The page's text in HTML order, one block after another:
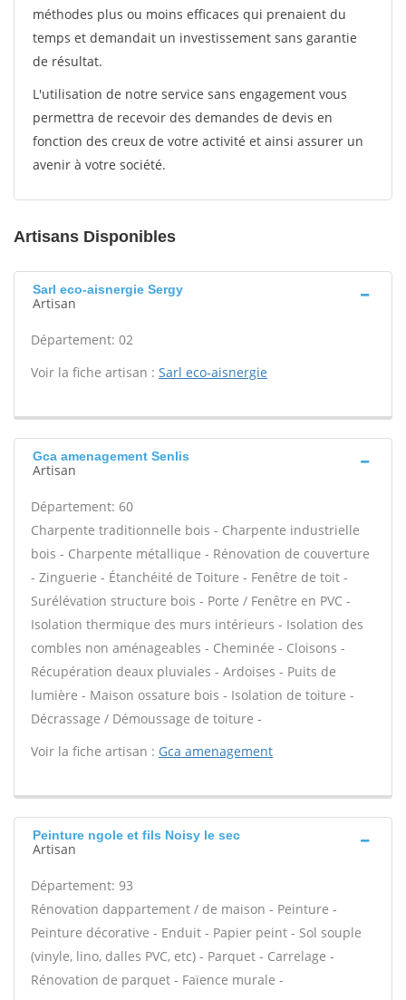
méthodes plus ou moins efficaces qui prenaient du
temps et demandait un investissement sans garantie
de résultat.
L'utilisation de notre service sans engagement vous
permettra de recevoir des demandes de devis en
fonction des creux de votre activité et ainsi assurer un
avenir à votre société.
Artisans Disponibles
Sarl eco-aisnergie Sergy
Artisan
Département: 02
Voir la fiche artisan : Sarl eco-aisnergie
Gca amenagement Senlis
Artisan
Département: 60
Charpente traditionnelle bois - Charpente industrielle
bois - Charpente métallique - Rénovation de couverture
- Zinguerie - Étanchéité de Toiture - Fenêtre de toit -
Surélévation structure bois - Porte / Fenêtre en PVC -
Isolation thermique des murs intérieurs - Isolation des
combles non aménageables - Cheminée - Cloisons -
Récupération deaux pluviales - Ardoises - Puits de
lumière - Maison ossature bois - Isolation de toiture -
Décrassage / Démoussage de toiture -
Voir la fiche artisan : Gca amenagement
Peinture ngole et fils Noisy le sec
Artisan
Département: 93
Rénovation dappartement / de maison - Peinture -
Peinture décorative - Enduit - Papier peint - Sol souple
(vinyle, lino, dalles PVC, etc) - Parquet - Carrelage -
Rénovation de parquet - Faïence murale -